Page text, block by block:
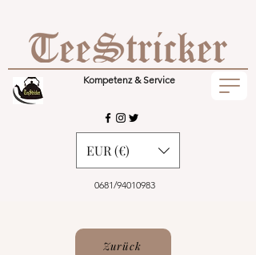
Kompetenz & Service
0681/94010983
EUR (€)
Zurück